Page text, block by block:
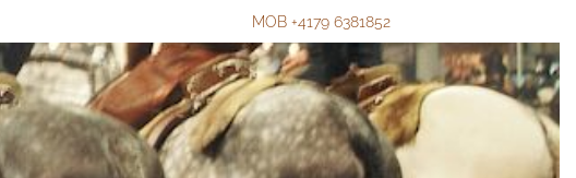
MOB +4179 6381852